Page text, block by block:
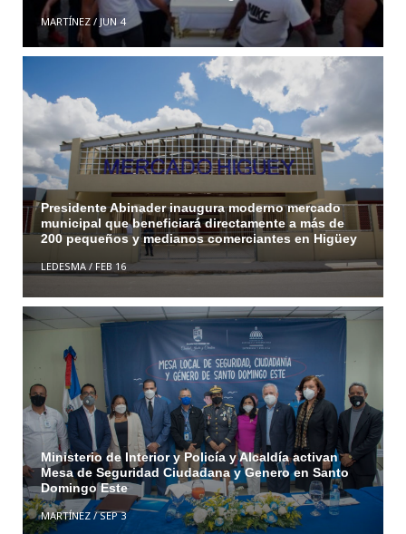
MARTÍNEZ/ JUN 4
Presidente Abinader inaugura moderno mercado
municipal que beneficiará directamente a más de
200 pequeños y medianos comerciantes en Higüey
LEDESMA/ FEB 16
Ministerio de Interior y Policía y Alcaldía activan
Mesa de Seguridad Ciudadana y Genero en Santo
Domingo Este
MARTÍNEZ/SEP 3